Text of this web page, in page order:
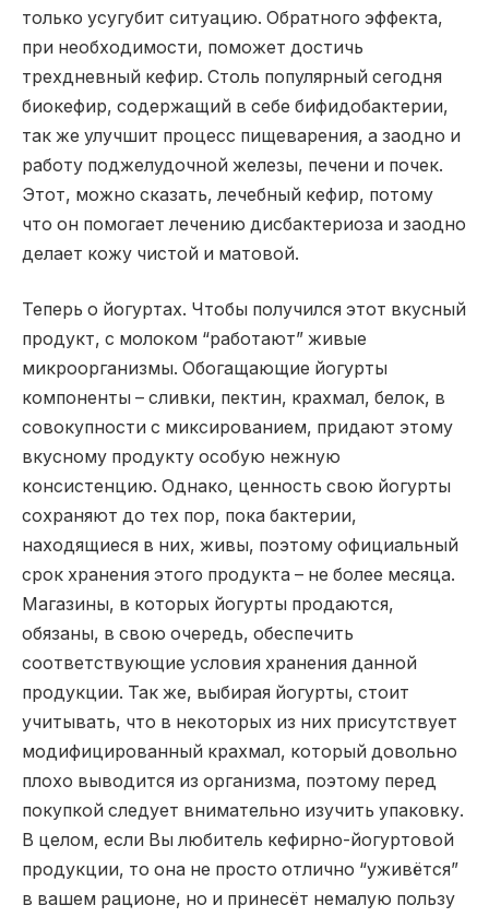
только усугубит ситуацию. Обратного эффекта,
при необходимости, поможет достичь
трехдневный кефир. Столь популярный сегодня
биокефир, содержащий в себе бифидобактерии,
так же улучшит процесс пищеварения, а заодно и
работу поджелудочной железы, печени и почек.
Этот, можно сказать, лечебный кефир, потому
что он помогает лечению дисбактериоза и заодно
делает кожу чистой и матовой.
Теперь о йогуртах. Чтобы получился этот вкусный
продукт, с молоком “работают” живые
микроорганизмы. Обогащающие йогурты
компоненты – сливки, пектин, крахмал, белок, в
совокупности с миксированием, придают этому
вкусному продукту особую нежную
консистенцию. Однако, ценность свою йогурты
сохраняют до тех пор, пока бактерии,
находящиеся в них, живы, поэтому официальный
срок хранения этого продукта – не более месяца.
Магазины, в которых йогурты продаются,
обязаны, в свою очередь, обеспечить
соответствующие условия хранения данной
продукции. Так же, выбирая йогурты, стоит
учитывать, что в некоторых из них присутствует
модифицированный крахмал, который довольно
плохо выводится из организма, поэтому перед
покупкой следует внимательно изучить упаковку.
В целом, если Вы любитель кефирно-йогуртовой
продукции, то она не просто отлично “уживётся”
в вашем рационе, но и принесёт немалую пользу